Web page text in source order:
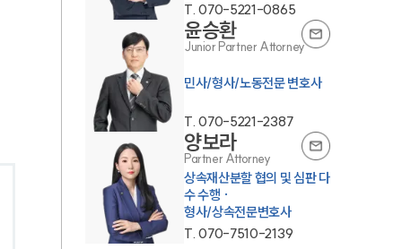
T.070-5221-0865
윤승환
Junior Partner Attorney
민사/형사/노동전문 변호사
T.070-5221-2387
양보라
Partner Attorney
상속재산분할 협의 및 심판 다
수 수행 ·
형사/상속전문변호사
T.070-7510-2139